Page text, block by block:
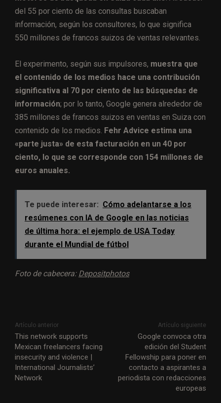
del 55 por ciento de las consultas buscaban
información, según los consultores, lo que significa
550 millones de francos suizos de ventas relevantes.
El experimento, según sus impulsores, muestra que
el contenido de los medios hace una contribución
significativa al 70 por ciento de las búsquedas de
información; por lo tanto, Google genera alrededor de
385 millones de francos suizos en ventas en Suiza con
contenido de los medios. Fehr Advice estima una
«parte justa» de esta facturación en un 40 por
ciento, lo que se corresponde con 154 millones de
euros anuales.
Te puede interesar: Cómo adelantarse a los
resúmenes con IA de Google en las noticias
de última hora: el ejemplo de USA Today
durante el Mundial de fútbol
Foto de cabecera: Depositphotos
Artículo anterior
This network supports
Mexican freelancers facing
insecurity and violence |
International Journalists’
Network
Artículo siguiente
Google convoca otra
edición del Student
Fellowship para poner en
contacto a aspirantes a
periodista con redacciones
europeas